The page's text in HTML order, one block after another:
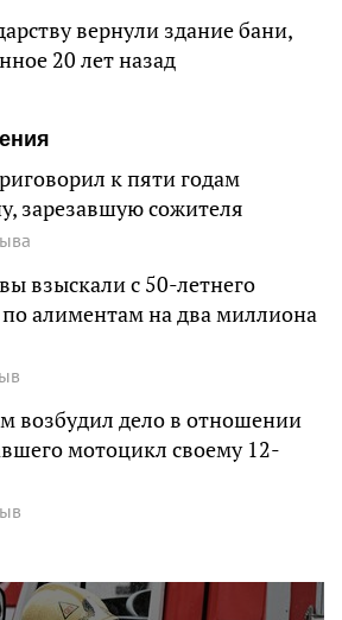
вернули здание бани,
20 лет назад
к пяти годам
зарезавшую сожителя
взыскали с 50-летнего
алиментам на два миллиона
возбудил дело в отношении
мотоцикл своему 12-